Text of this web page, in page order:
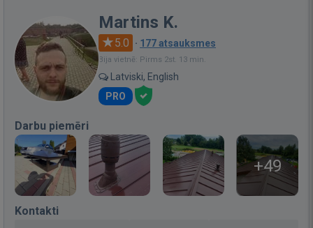
Martins K.
5.0 · 177 atsauksmes
Bija vietnē: Pirms 2st. 13 min.
Latviski, English
PRO
Darbu piemēri
+49
Kontakti